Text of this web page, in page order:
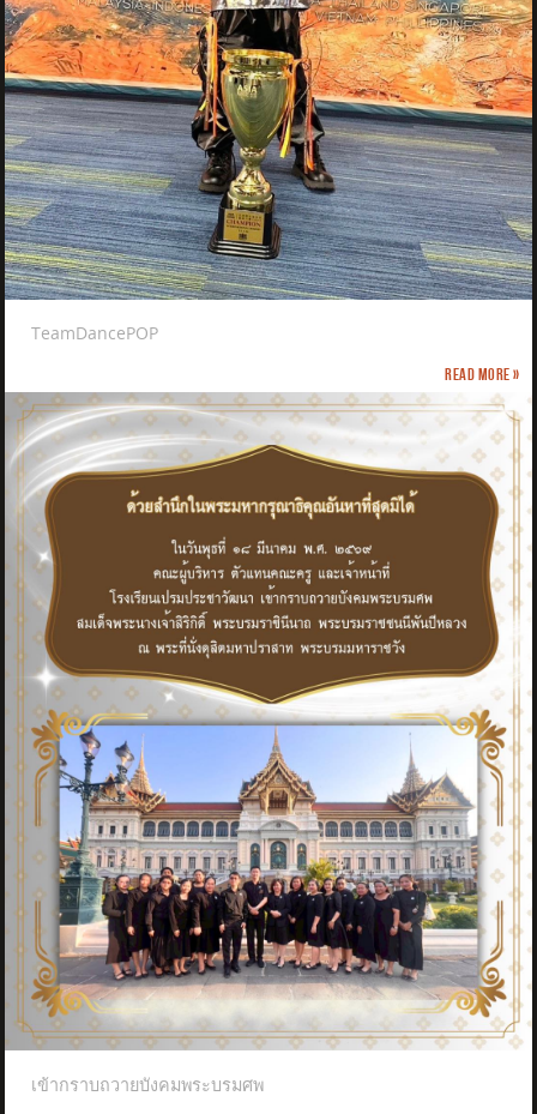
TeamDancePOP
Read more »
เข้ากราบถวายบังคมพระบรมศพ